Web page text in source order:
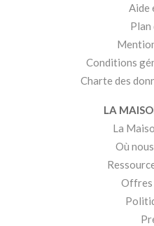
Aide
Plan
Conditions
Charte des
LA
La
Où
Offres